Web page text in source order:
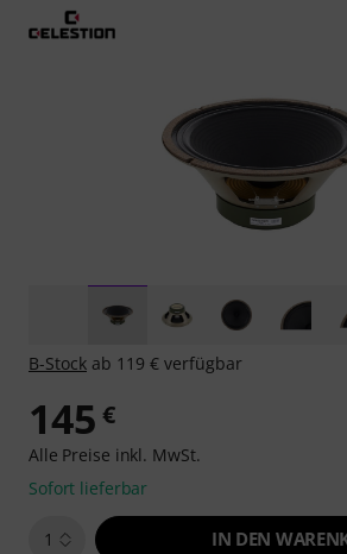
B-Stock ab 119 € verfügbar
145 €
Alle Preise inkl. MwSt.
Sofort lieferbar
1 IN DEN